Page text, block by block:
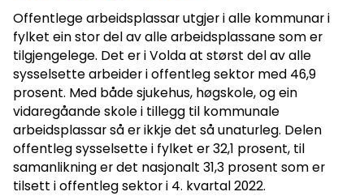
Offentlege arbeidsplassar utgjer i alle kommunar i
fylket ein stor del av alle arbeidsplassane som er
tilgjengelege. Det er i Volda at størst del av alle
sysselsette arbeider i offentleg sektor med 46,9
prosent. Med både sjukehus, høgskole, og ein
vidaregåande skole i tillegg til kommunale
arbeidsplassar så er ikkje det så unaturleg. Delen
offentleg sysselsette i fylket er 32,1 prosent, til
samanlikning er det nasjonalt 31,3 prosent som er
tilsett i offentleg sektor i 4. kvartal 2022.